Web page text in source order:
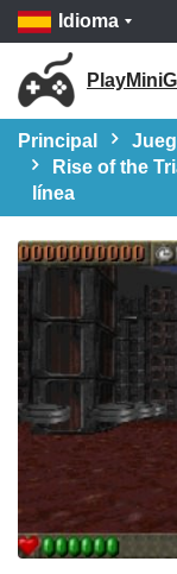
Idioma
Principal
Rise of the
línea